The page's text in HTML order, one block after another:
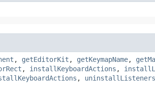
, getEditorKit , getKeymapName,
, installKeyboardActions ,
, uninstallListeners